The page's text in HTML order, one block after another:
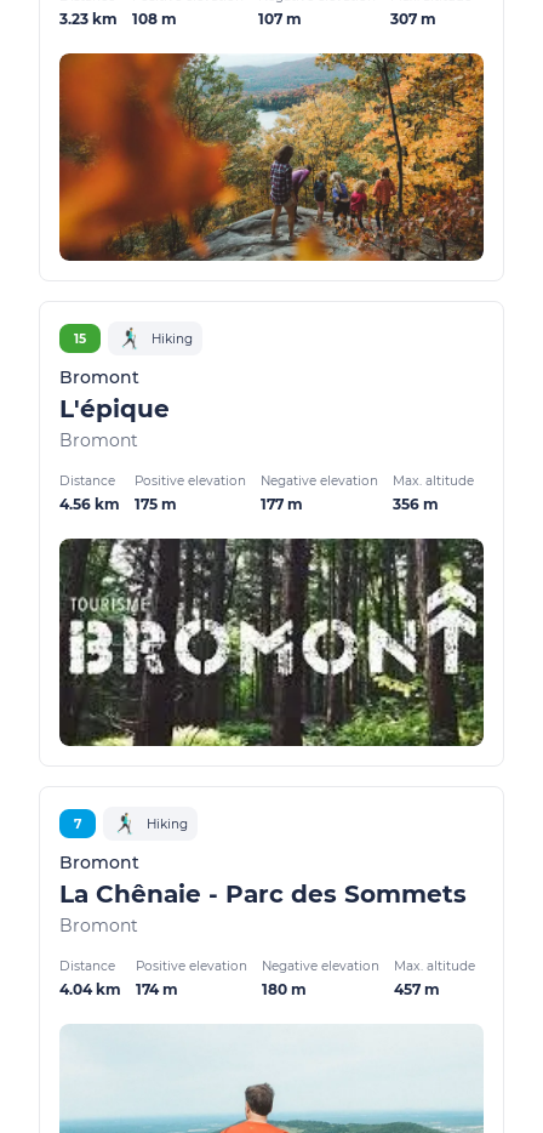
3.23 km 108 m 107 m 307 m
15 Hiking
Bromont
L'épique
Bromont
Distance
4.56 km
Positive elevation
175 m
Negative elevation
177 m
Max. altitude
356 m
7 Hiking
Bromont
La Chênaie - Parc des Sommets
Bromont
Distance
4.04 km
Positive elevation
174 m
Negative elevation
180 m
Max. altitude
457 m